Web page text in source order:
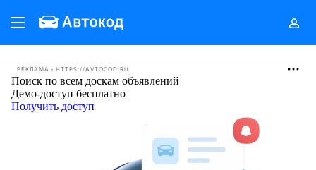
РЕКЛАМА • HTTPS://AVTOCOD.RU